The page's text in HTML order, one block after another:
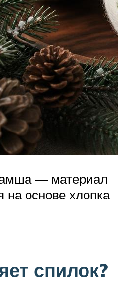
— материал
на основе хлопка
спилок?